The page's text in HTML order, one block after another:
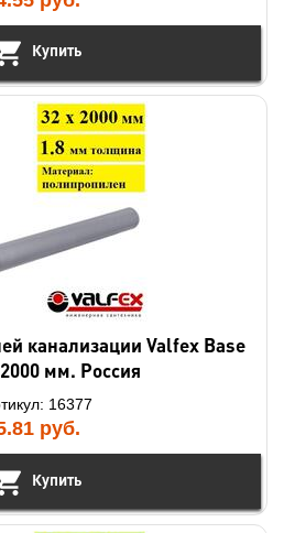
Купить
канализации Valfex Base
мм. Россия
16377
руб.
Купить